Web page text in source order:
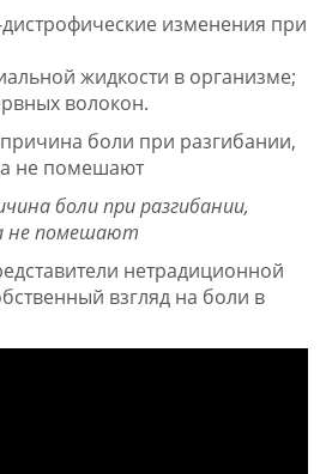
изменения при
жидкости в организме;
волокон.
боли при разгибании,
не помешают
нетрадиционной
взгляд на боли в